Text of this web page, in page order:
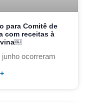
para Comitê de
com receitas à
ocorreram